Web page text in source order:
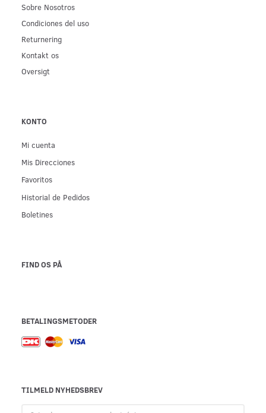
Sobre Nosotros
Condiciones del uso
Returnering
Kontakt os
Oversigt
KONTO
Mi cuenta
Mis Direcciones
Favoritos
Historial de Pedidos
Boletines
FIND OS PÅ
BETALINGSMETODER
TILMELD NYHEDSBREV